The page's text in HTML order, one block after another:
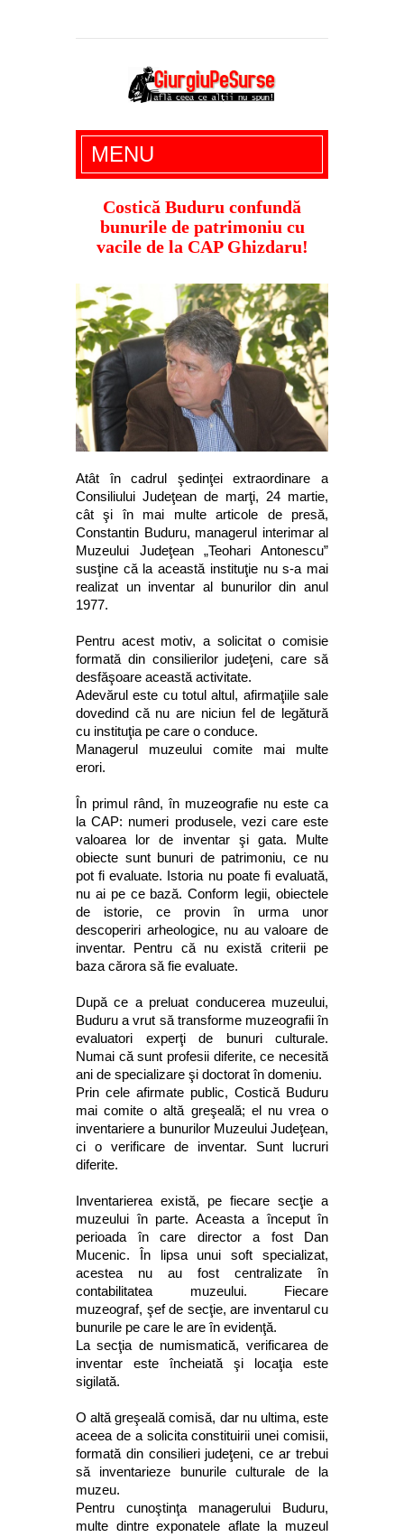
Giurgiu Pe Surse – actualitate giurgiu,
administratie giurgiu, stiri politice, social
economic, editoriale giurgiu, dezvaluiri,
soc, cancan, stiri locale
MENU
Costică Buduru confundă
bunurile de patrimoniu cu
vacile de la CAP Ghizdaru!
Atât în cadrul şedinţei extraordinare a
Consiliului Judeţean de marţi, 24 martie,
cât şi în mai multe articole de presă,
Constantin Buduru, managerul interimar al
Muzeului Judeţean „Teohari Antonescu”
susţine că la această instituţie nu s-a mai
realizat un inventar al bunurilor din anul
1977.
Pentru acest motiv, a solicitat o comisie
formată din consilierilor judeţeni, care să
desfăşoare această activitate.
Adevărul este cu totul altul, afirmaţiile sale
dovedind că nu are niciun fel de legătură
cu instituţia pe care o conduce.
Managerul muzeului comite mai multe
erori.
În primul rând, în muzeografie nu este ca
la CAP: numeri produsele, vezi care este
valoarea lor de inventar şi gata. Multe
obiecte sunt bunuri de patrimoniu, ce nu
pot fi evaluate. Istoria nu poate fi evaluată,
nu ai pe ce bază. Conform legii, obiectele
de istorie, ce provin în urma unor
descoperiri arheologice, nu au valoare de
inventar. Pentru că nu există criterii pe
baza cărora să fie evaluate.
După ce a preluat conducerea muzeului,
Buduru a vrut să transforme muzeografii în
evaluatori experţi de bunuri culturale.
Numai că sunt profesii diferite, ce necesită
ani de specializare şi doctorat în domeniu.
Prin cele afirmate public, Costică Buduru
mai comite o altă greşeală; el nu vrea o
inventariere a bunurilor Muzeului Judeţean,
ci o verificare de inventar. Sunt lucruri
diferite.
Inventarierea există, pe fiecare secţie a
muzeului în parte. Aceasta a început în
perioada în care director a fost Dan
Mucenic. În lipsa unui soft specializat,
acestea nu au fost centralizate în
contabilitatea muzeului. Fiecare
muzeograf, şef de secţie, are inventarul cu
bunurile pe care le are în evidenţă.
La secţia de numismatică, verificarea de
inventar este încheiată şi locaţia este
sigilată.
O altă greşeală comisă, dar nu ultima, este
aceea de a solicita constituirii unei comisii,
formată din consilieri judeţeni, ce ar trebui
să inventarieze bunurile culturale de la
muzeu.
Pentru cunoştinţa managerului Buduru,
multe dintre exponatele aflate la muzeul